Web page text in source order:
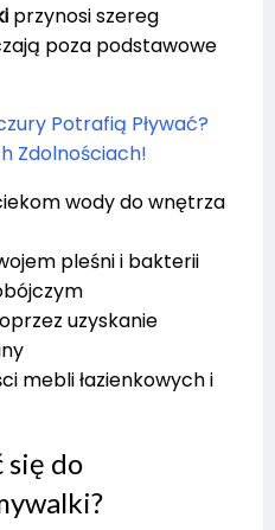
przynosi szereg
poza podstawowe
Potrafią Pływać?
Zdolnościach!
wody do wnętrza
pleśni i bakterii
uzyskanie
mebli łazienkowych i
się do